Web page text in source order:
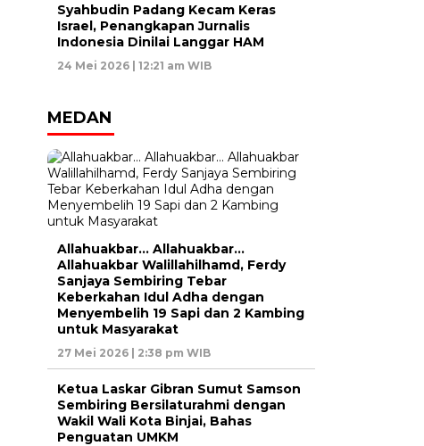
Syahbudin Padang Kecam Keras
Israel, Penangkapan Jurnalis
Indonesia Dinilai Langgar HAM
24 Mei 2026 | 12:21 am WIB
MEDAN
Allahuakbar… Allahuakbar…
Allahuakbar Walillahilhamd, Ferdy
Sanjaya Sembiring Tebar
Keberkahan Idul Adha dengan
Menyembelih 19 Sapi dan 2 Kambing
untuk Masyarakat
27 Mei 2026 | 2:38 pm WIB
Ketua Laskar Gibran Sumut Samson
Sembiring Bersilaturahmi dengan
Wakil Wali Kota Binjai, Bahas
Penguatan UMKM